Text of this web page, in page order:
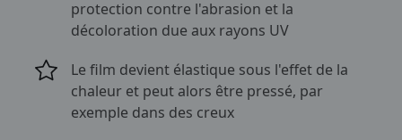
protection contre l'abrasion et la
décoloration due aux rayons UV
Le film devient élastique sous l'effet de la
chaleur et peut alors être pressé, par
exemple dans des creux